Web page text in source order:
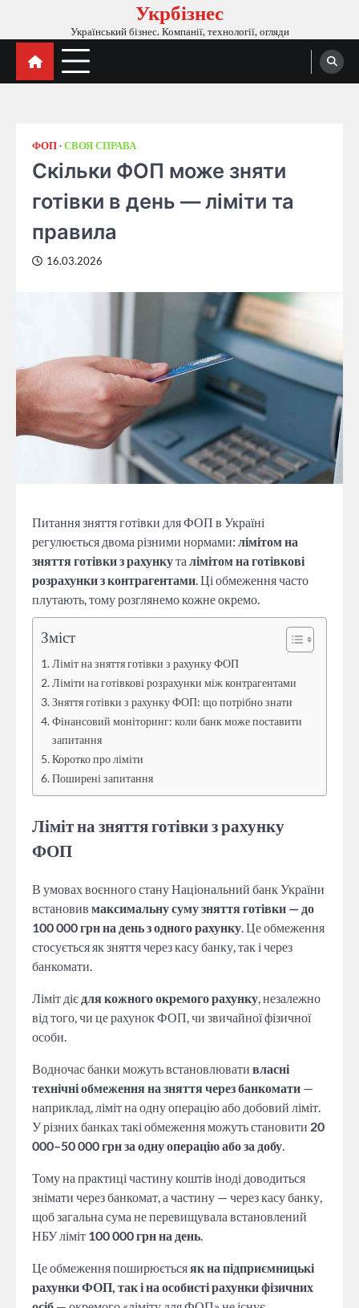
вмісту
Укрбізнес
Український бізнес. Компанії, технології, огляди
ФОП СВОЯ СПРАВА
Скільки ФОП може зняти
готівки в день — ліміти та
правила
16.03.2026
Питання зняття готівки для ФОП в Україні
регулюється двома різними нормами: лімітом на
зняття готівки з рахункута лімітом на готівкові
розрахунки з контрагентами. Ці обмеження часто
плутають, тому розглянемо кожне окремо.
Зміст
Ліміт на зняття готівки з рахунку ФОП
Ліміти на готівкові розрахунки між контрагентами
Зняття готівки з рахунку ФОП: що потрібно знати
Фінансовий моніторинг: коли банк може поставити
запитання
Коротко про ліміти
Поширені запитання
Ліміт на зняття готівки з рахунку
ФОП
В умовах воєнного стану Національний банк України
встановив максимальну суму зняття готівки — до
100 000 грн на день з одного рахунку . Це обмеження
стосується як зняття через касу банку, так і через
банкомати.
Ліміт діє для кожного окремого рахунку , незалежно
від того, чи це рахунок ФОП, чи звичайної фізичної
особи.
Водночас банки можуть встановлювати власні
технічні обмеження на зняття через банкомати —
наприклад, ліміт на одну операцію або добовий ліміт.
У різних банках такі обмеження можуть становити 20
000–50 000 грн за одну операцію або за добу
Тому на практиці частину коштів іноді доводиться
знімати через банкомат, а частину — через касу банку,
щоб загальна сума не перевищувала встановлений
НБУ ліміт 100 000 грн на день
Це обмеження поширюєтьсяяк на підприємницькі
рахунки ФОП, так і на особисті рахунки фізичних